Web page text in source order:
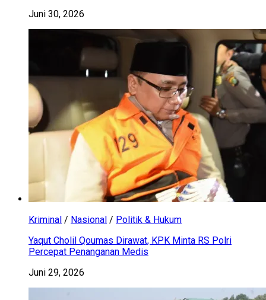
Juni 30, 2026
Kriminal / Nasional / Politik & Hukum
Yaqut Cholil Qoumas Dirawat, KPK Minta RS Polri
Percepat Penanganan Medis
Juni 29, 2026